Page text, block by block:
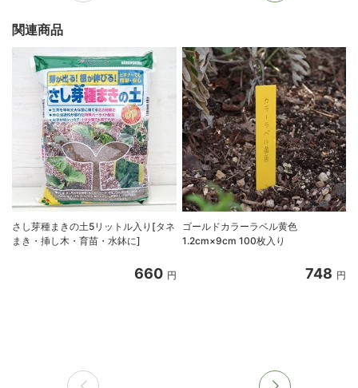
関連商品
さし芽種まきの土5リットル入り[タネ
まき・挿し木・育苗・水鉢に]
660 円
ゴールドカラーラベル黄色
1.2cm×9cm 100枚入り
748 円